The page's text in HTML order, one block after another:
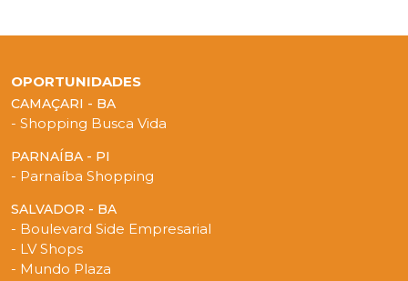
OPORTUNIDADES
CAMAÇARI - BA
- Shopping Busca Vida
PARNAÍBA - PI
- Parnaíba Shopping
SALVADOR - BA
- Boulevard Side Empresarial
- LV Shops
- Mundo Plaza